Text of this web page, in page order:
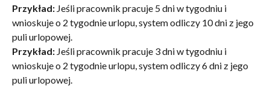
Przykład: Jeśli pracownik pracuje 5 dni w tygodniu i
wnioskuje o 2 tygodnie urlopu, system odliczy 10 dni z jego
puli urlopowej.
Przykład: Jeśli pracownik pracuje 3 dni w tygodniu i
wnioskuje o 2 tygodnie urlopu, system odliczy 6 dni z jego
puli urlopowej.